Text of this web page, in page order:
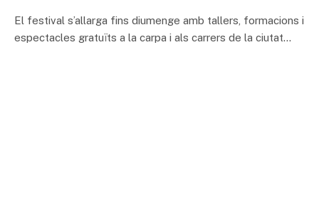
El festival s’allarga fins diumenge amb tallers, formacions i
espectacles gratuïts a la carpa i als carrers de la ciutat…